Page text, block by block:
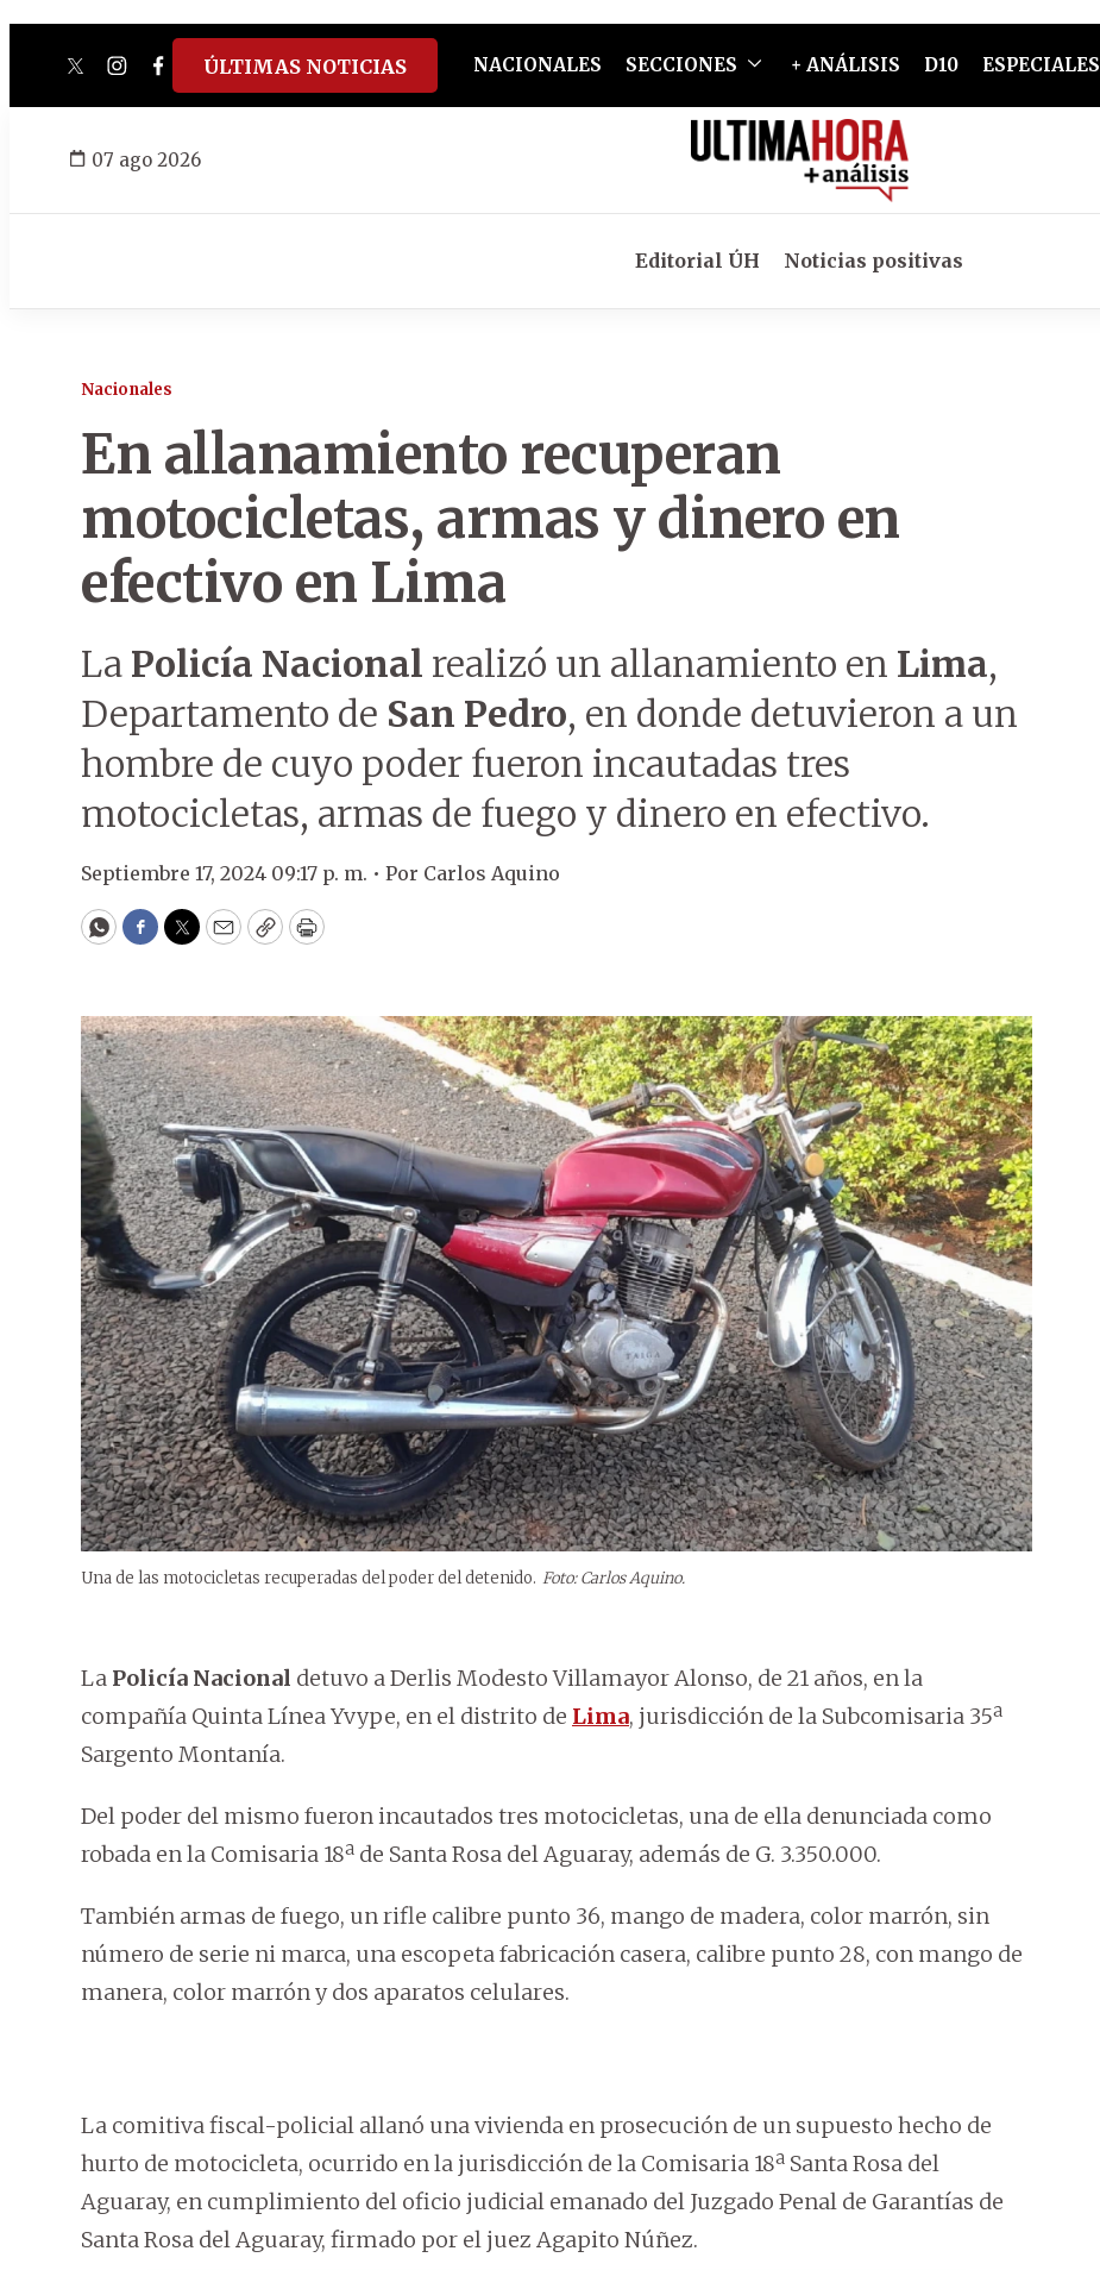
twitterinstagram
facebook
tiktokyoutube
spotify
ÚLTIMAS NOTICIAS NACIONALES SECCIONES + ANÁLISIS D10 ESPECIALES
07 ago 2026
Editorial ÚH Noticias positivas
Nacionales
En allanamiento recuperan
motocicletas, armas y dinero en
efectivo en Lima
La Policía Nacional realizó un allanamiento en Lima,
Departamento de San Pedro, en donde detuvieron a un
hombre de cuyo poder fueron incautadas tres
motocicletas, armas de fuego y dinero en efectivo.
Septiembre 17, 2024 09:17 p. m. • Por Carlos Aquino
WhatsApp
Facebook
Twitter
EmailCopyPrint
Una de las motocicletas recuperadas del poder del detenido. Foto: Carlos Aquino.
La Policía Nacional detuvo a Derlis Modesto Villamayor Alonso, de 21 años, en la
compañía Quinta Línea Yvype, en el distrito de Lima, jurisdicción de la Subcomisaria 35ª
Sargento Montanía.
Del poder del mismo fueron incautados tres motocicletas, una de ella denunciada como
robada en la Comisaria 18ª de Santa Rosa del Aguaray, además de G. 3.350.000.
También armas de fuego, un rifle calibre punto 36, mango de madera, color marrón, sin
número de serie ni marca, una escopeta fabricación casera, calibre punto 28, con mango de
manera, color marrón y dos aparatos celulares.
La comitiva fiscal-policial allanó una vivienda en prosecución de un supuesto hecho de
hurto de motocicleta, ocurrido en la jurisdicción de la Comisaria 18ª Santa Rosa del
Aguaray, en cumplimiento del oficio judicial emanado del Juzgado Penal de Garantías de
Santa Rosa del Aguaray, firmado por el juez Agapito Núñez.